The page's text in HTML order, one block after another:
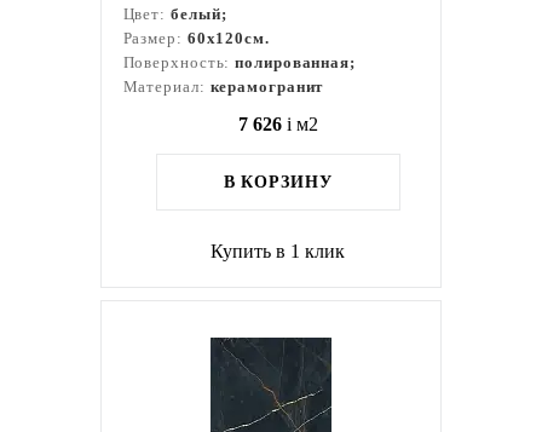
Цвет: белый;
Размер: 60x120см.
Поверхность:полированная;
Материал: керамогранит
7 626 i м2
В КОРЗИНУ
Купить в 1 клик